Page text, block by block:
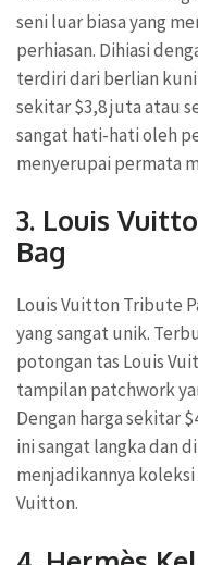
seni luar biasa yang
perhiasan. Dihiasi
terdiri dari berlian
sekitar $3,8 juta atau
sangat hati-hati oleh
menyerupai permata
3. Louis
Bag
Louis Vuitton Tribute
yang sangat unik.
potongan tas Louis
tampilan patchwork
Dengan harga sekitar
ini sangat langka dan
menjadikannya
Vuitton.